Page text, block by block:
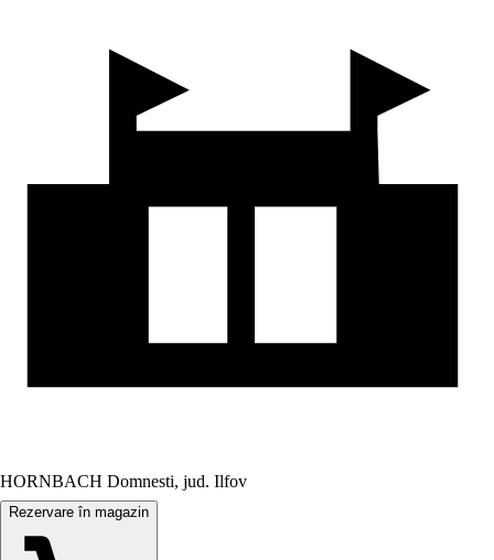
HORNBACH Domnesti, jud. Ilfov
Rezervare în magazin